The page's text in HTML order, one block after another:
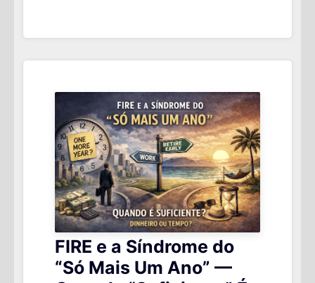
ENGOLE
SEU
UMA
FIRE e a Síndrome do
“Só Mais Um Ano” —